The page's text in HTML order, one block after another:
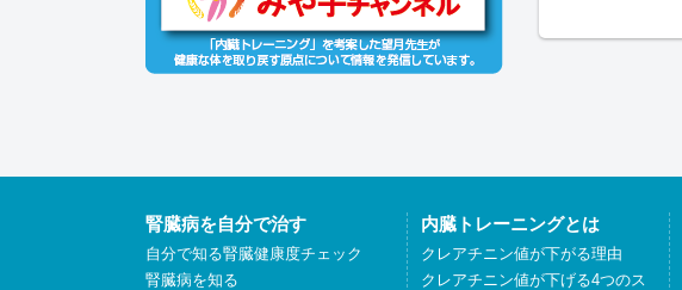
腎臓病を自分で治す
自分で知る腎臓健康度チェック
腎臓病を知る
内臓トレーニングとは
クレアチニン値が下がる理由
クレアチニン値が下げる4つのス